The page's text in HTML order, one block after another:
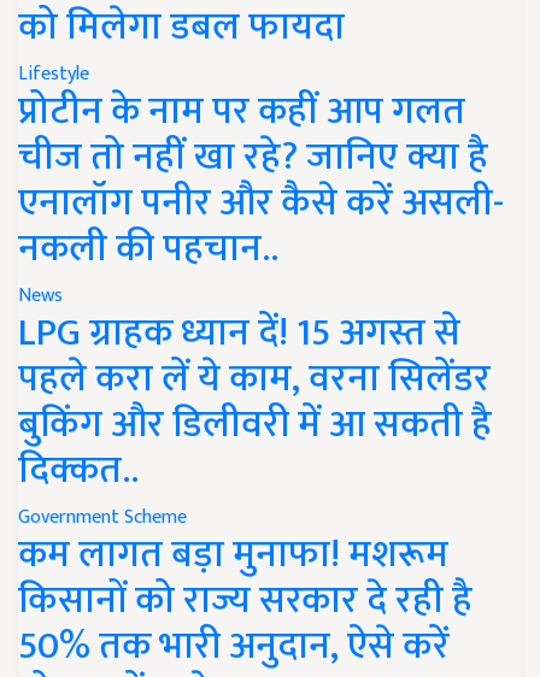
को मिलेगा डबल फायदा
Lifestyle
प्रोटीन के नाम पर कहीं आप गलत
चीज तो नहीं खा रहे? जानिए क्या है
एनालॉग पनीर और कैसे करें असली-
नकली की पहचान..
News
LPG ग्राहक ध्यान दें! 15 अगस्त से
पहले करा लें ये काम, वरना सिलेंडर
बुकिंग और डिलीवरी में आ सकती है
दिक्कत..
Government Scheme
कम लागत बड़ा मुनाफा! मशरूम
किसानों को राज्य सरकार दे रही है
50% तक भारी अनुदान, ऐसे करें